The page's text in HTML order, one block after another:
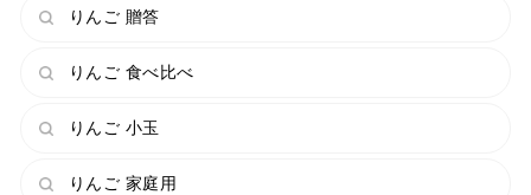
りんご 贈答
りんご 食べ比べ
りんご 小玉
りんご 家庭用